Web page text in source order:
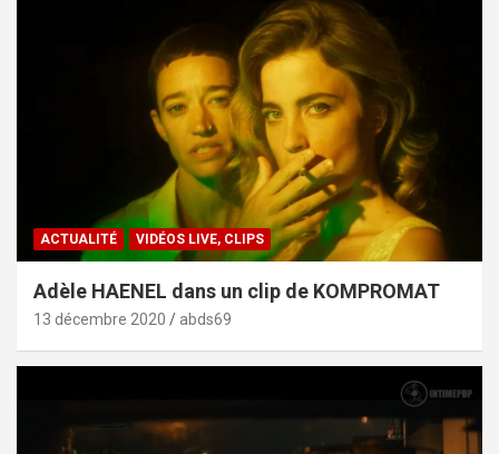
ACTUALITÉ VIDÉOS LIVE, CLIPS
Adèle HAENEL dans un clip de KOMPROMAT
13 décembre 2020 abds69